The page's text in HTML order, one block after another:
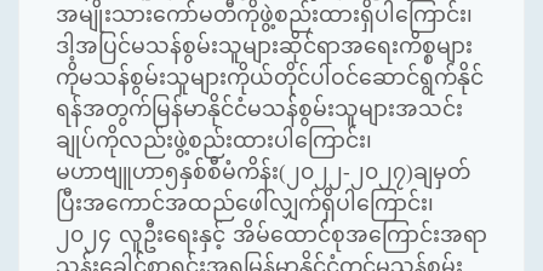
အမျိုးသားကော်မတီကိုဖွဲ့စည်းထားရှိပါကြောင်း၊
ဒါ့အပြင်မသန်စွမ်းသူများဆိုင်ရာအရေးကိစ္စများ
ကိုမသန်စွမ်းသူများကိုယ်တိုင်ပါဝင်ဆောင်ရွက်နိုင်
ရန်အတွက်မြန်မာနိုင်ငံမသန်စွမ်းသူများအသင်း
ချုပ်ကိုလည်းဖွဲ့စည်းထားပါကြောင်း၊
မဟာဗျူဟာ၅နှစ်စီမံကိန်း(၂၀၂၂-၂၀၂၇)ချမှတ်
ပြီးအကောင်အထည်ဖေါ်လျှက်ရှိပါကြောင်း၊
၂၀၂၄ လူဦးရေးနှင့် အိမ်ထောင်စုအကြောင်းအရာ